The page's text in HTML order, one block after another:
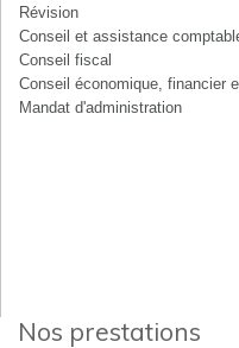
Révision
Conseil et assistance
Conseil fiscal
Conseil économique, financier
Mandat d'administration
Nos prestations